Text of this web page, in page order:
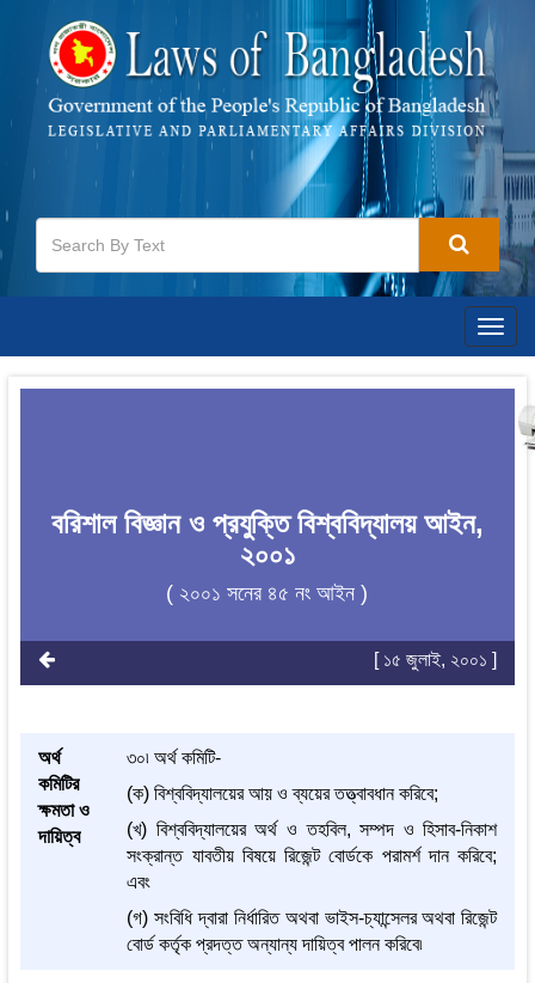
বরিশাল বিজ্ঞান ও প্রযুক্তি বিশ্ববিদ্যালয় আইন,
২০০১
( ২০০১ সনের ৪৫ নং আইন )
[ ১৫ জুলাই, ২০০১ ]
অর্থ
কমিটির
ক্ষমতা ও
দায়িত্ব
৩০৷ অর্থ কমিটি-
(ক) বিশ্ববিদ্যালয়ের আয় ও ব্যয়ের তত্ত্বাবধান করিবে;
(খ) বিশ্ববিদ্যালয়ের অর্থ ও তহবিল, সম্পদ ও হিসাব-নিকাশ
সংক্রান্ত যাবতীয় বিষয়ে রিজেন্ট বোর্ডকে পরামর্শ দান করিবে;
এবং
(গ) সংবিধি দ্বারা নির্ধারিত অথবা ভাইস-চ্যান্সেলর অথবা রিজেন্ট
বোর্ড কর্তৃক প্রদত্ত অন্যান্য দায়িত্ব পালন করিবে৷